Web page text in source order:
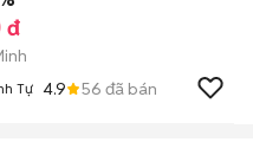
đ
Tự 4.9 56 đã bán